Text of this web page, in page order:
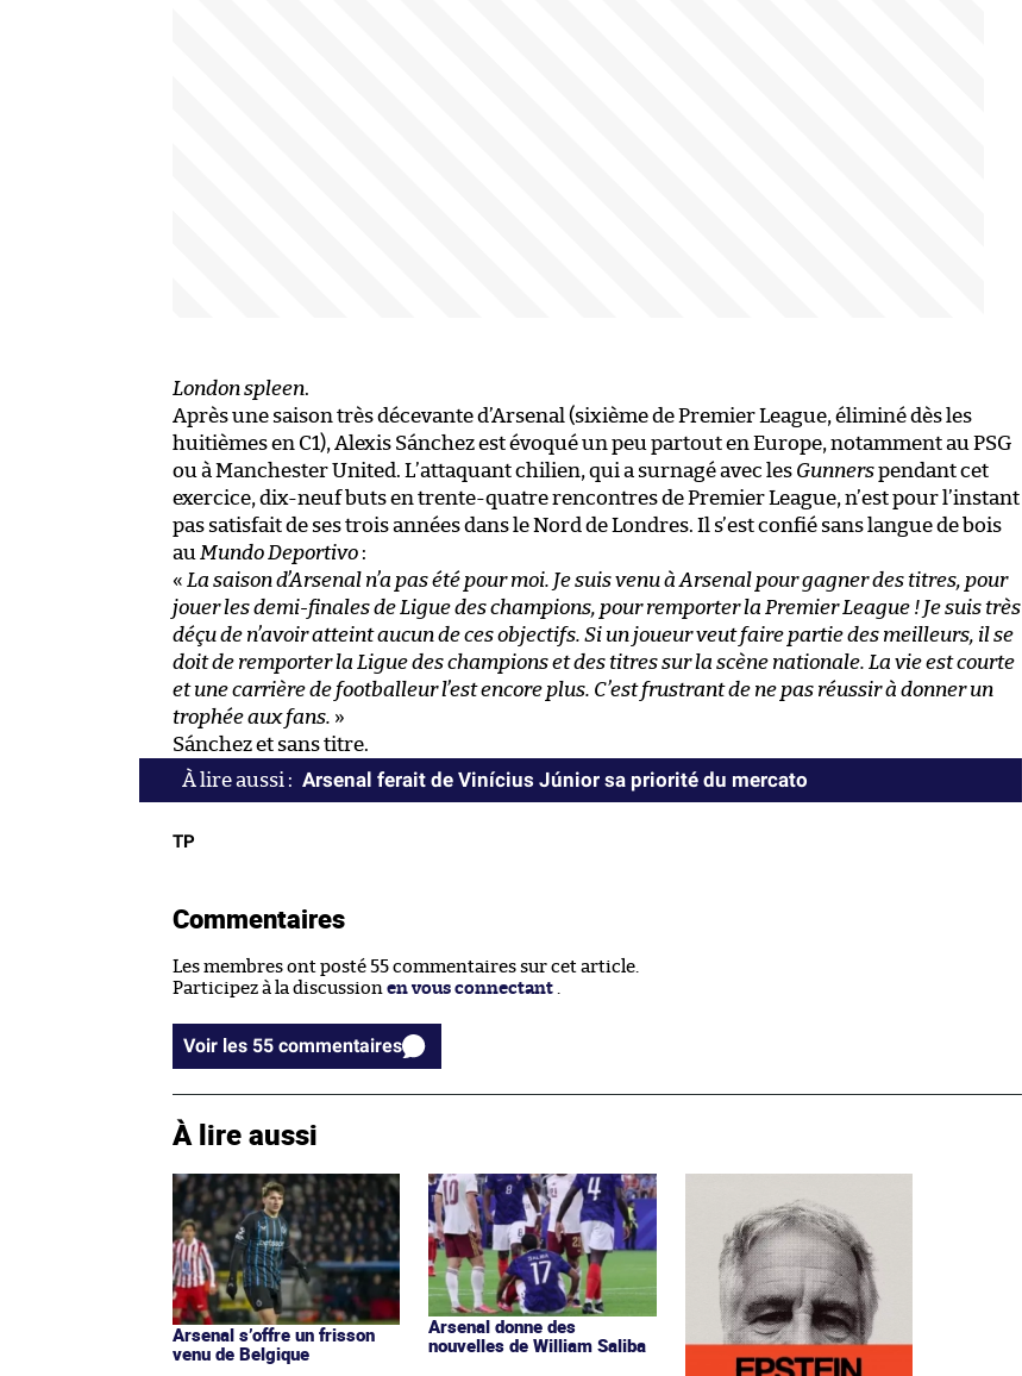
London spleen.
Après une saison très décevante d’Arsenal (sixième de Premier League, éliminé dès les
huitièmes en C1), Alexis Sánchez est évoqué un peu partout en Europe, notamment au PSG
ou à Manchester United. L’attaquant chilien, qui a surnagé avec les Gunnerspendant cet
exercice, dix-neuf buts en trente-quatre rencontres de Premier League, n’est pour l’instant
pas satisfait de ses trois années dans le Nord de Londres. Il s’est confié sans langue de bois
au Mundo Deportivo :
« La saison d’Arsenal n’a pas été pour moi. Je suis venu à Arsenal pour gagner des titres, pour
jouer les demi-finales de Ligue des champions, pour remporter la Premier League ! Je suis très
déçu de n’avoir atteint aucun de ces objectifs. Si un joueur veut faire partie des meilleurs, il se
doit de remporter la Ligue des champions et des titres sur la scène nationale. La vie est courte
et une carrière de footballeur l’est encore plus. C’est frustrant de ne pas réussir à donner un
trophée aux fans. »
Sánchez et sans titre.
Arsenal ferait de Vinícius Júnior sa priorité du mercato
TP
Commentaires
Les membres ont posté 55 commentaires sur cet article.
Participez à la discussion en vous connectant .
Voir les 55 commentaires
À lire aussi
Arsenal s’offre un frisson
venu de Belgique
Arsenal donne des
nouvelles de William Saliba